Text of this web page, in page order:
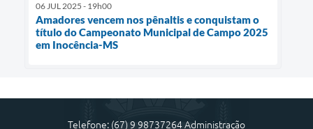
06 JUL 2025 - 19h00
Amadores vencem nos pênaltis e conquistam o
título do Campeonato Municipal de Campo 2025
em Inocência-MS
Telefone: (67) 9 98737264 Administração